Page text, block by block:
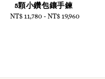
5顆小鑽包鑲手鍊
Regular
NT$ 11,780-NT$ 19,960